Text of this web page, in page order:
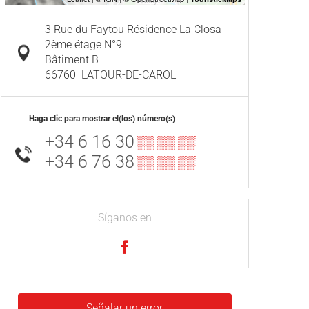
3 Rue du Faytou Résidence La Closa
2ème étage N°9
Bâtiment B
66760 LATOUR-DE-CAROL
Haga clic para mostrar el(los) número(s)
+34 6 16 30▒▒ ▒▒ ▒▒
+34 6 76 38▒▒ ▒▒ ▒▒
Síganos en